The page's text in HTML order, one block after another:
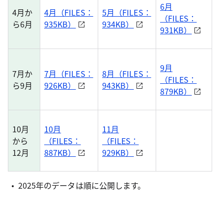
4月か
ら6月
4月（FILES：
935KB）
5月（FILES：
934KB）
6月
（FILES：
931KB）
7月か
ら9月
7月（FILES：
926KB）
8月（FILES：
943KB）
9月
（FILES：
879KB）
10月
から
12月
10月
（FILES：
887KB）
11月
（FILES：
929KB）
2025年のデータは順に公開します。